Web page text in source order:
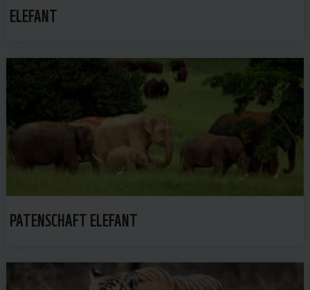
ELEFANT
PATENSCHAFT ELEFANT